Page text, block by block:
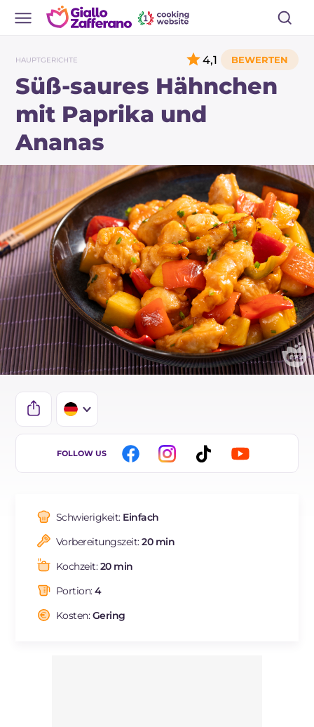
HAUPTGERICHTE
Süß-saures Hähnchen
mit Paprika und
Ananas
4,1
IT
FR
NL
BR
FOLLOW US
Schwierigkeit: Einfach
Vorbereitungszeit:20 min
Kochzeit:20 min
Portion:4
Kosten:Gering